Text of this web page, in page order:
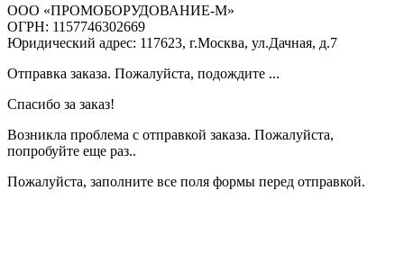
ООО «ПРОМОБОРУДОВАНИЕ-М»
ОГРН: 1157746302669
Юридический адрес: 117623, г.Москва, ул.Дачная, д.7
Отправка заказа. Пожалуйста, подождите ...
Спасибо за заказ!
Возникла проблема с отправкой заказа. Пожалуйста,
попробуйте еще раз..
Пожалуйста, заполните все поля формы перед отправкой.